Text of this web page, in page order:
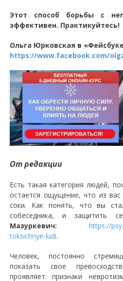
Этот способ борьбы с
эффективен. Практикуйтесь!
Ольга Юрковская в
https://www.facebook.com/
От редакции
Есть такая категория людей,
остается ощущение, что из вас
соки. Как понять, что вы
собеседника, и защитить
Мазуркевич:
https://
toksichnye-ludi.
Человек, постоянно
показать свое
проявляет признаки